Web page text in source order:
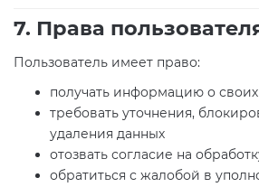
7. Права
Пользователь имеет право:
получать информацию о
требовать уточнения,
удаления данных
отозвать согласие на
обратиться с жалобой в